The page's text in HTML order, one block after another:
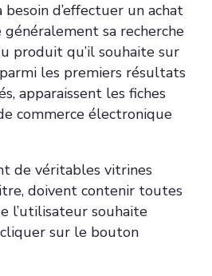
d’effectuer un achat
sa recherche
produit qu’il souhaite sur
les premiers résultats
apparaissent les fiches
commerce électronique
de véritables vitrines
doivent contenir toutes
l’utilisateur souhaite
sur le bouton